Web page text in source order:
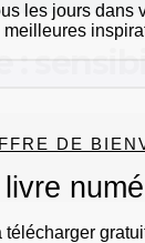
les jours dans
meilleures
DE
livre
télécharger